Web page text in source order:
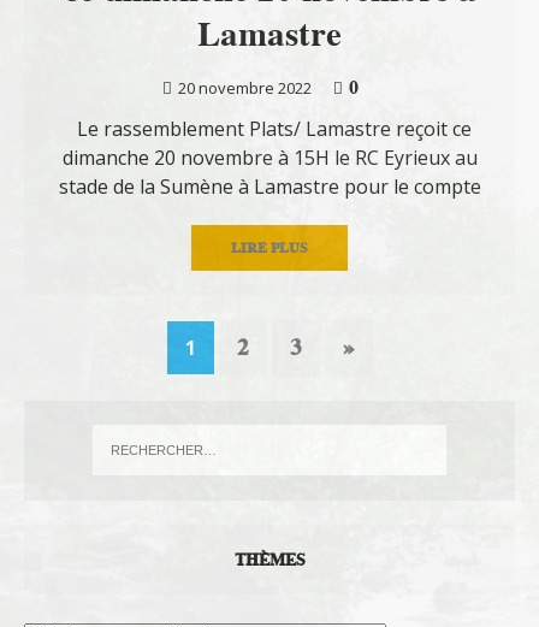
Lamastre
20 novembre 2022
0
Le rassemblement Plats/ Lamastre reçoit ce
dimanche 20 novembre à 15H le RC Eyrieux au
stade de la Sumène à Lamastre pour le compte
LIRE PLUS
1 2 3 »
THÈMES